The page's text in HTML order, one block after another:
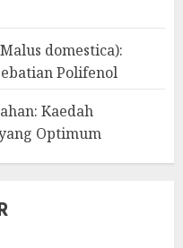
domestica):
Polifenol
Kaedah
Optimum